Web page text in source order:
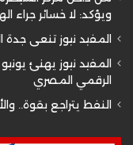
ويؤكد: لا خسائر جراء
المفيد نيوز تنعى
المفيد نيوز يهنئ
الرقمي المصري
النفط يتراجع بقوة..